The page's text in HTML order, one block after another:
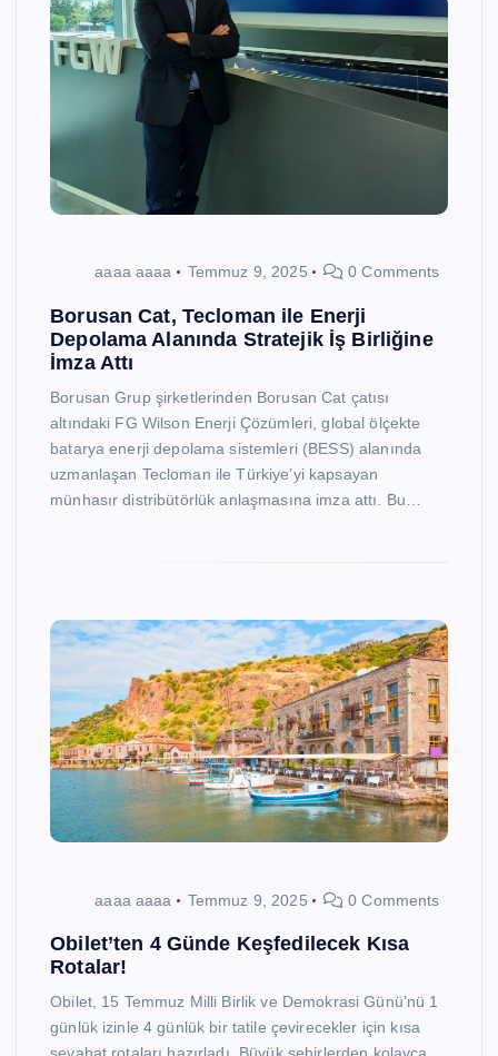
aaaa aaaa Temmuz 9, 2025 0 Comments
Borusan Cat, Tecloman ile Enerji
Depolama Alanında Stratejik İş Birliğine
İmza Attı
Borusan Grup şirketlerinden Borusan Cat çatısı
altındaki FG Wilson Enerji Çözümleri, global ölçekte
batarya enerji depolama sistemleri (BESS) alanında
uzmanlaşan Tecloman ile Türkiye’yi kapsayan
münhasır distribütörlük anlaşmasına imza attı. Bu…
aaaa aaaa Temmuz 9, 2025 0 Comments
Obilet’ten 4 Günde Keşfedilecek Kısa
Rotalar!
Obilet, 15 Temmuz Milli Birlik ve Demokrasi Günü’nü 1
günlük izinle 4 günlük bir tatile çevirecekler için kısa